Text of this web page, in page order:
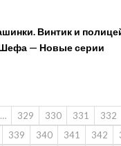
Винтик и
— Новые серии
… 329 330 331 332
339 340 341 342